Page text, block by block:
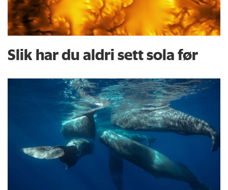
Slik har du aldri sett sola før